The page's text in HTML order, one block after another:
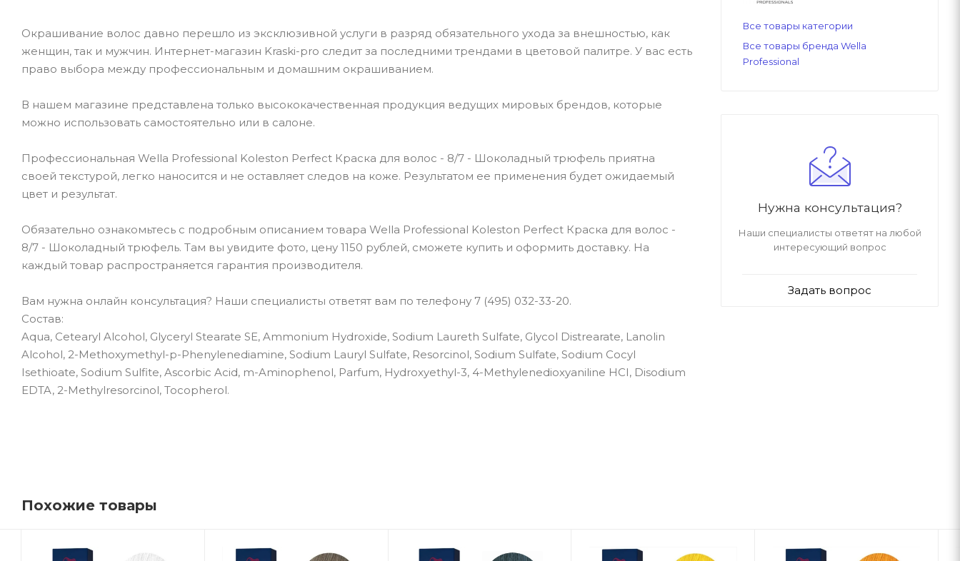
Окрашивание волос давно перешло из эксклюзивной услуги в разряд обязательного ухода за внешностью, как
женщин, так и мужчин. Интернет-магазин Kraski-pro следит за последними трендами в цветовой палитре. У вас есть
право выбора между профессиональным и домашним окрашиванием.
В нашем магазине представлена только высококачественная продукция ведущих мировых брендов, которые
можно использовать самостоятельно или в салоне.
Профессиональная Wella Professional Koleston Perfect Краска для волос - 8/7 - Шоколадный трюфель приятна
своей текстурой, легко наносится и не оставляет следов на коже. Результатом ее применения будет ожидаемый
цвет и результат.
Обязательно ознакомьтесь с подробным описанием товара Wella Professional Koleston Perfect Краска для волос -
8/7 - Шоколадный трюфель. Там вы увидите фото, цену 1150 рублей, сможете купить и оформить доставку. На
каждый товар распространяется гарантия производителя.
Вам нужна онлайн консультация? Наши специалисты ответят вам по телефону 7 (495) 032-33-20.
Состав:
Aqua, Cetearyl Alcohol, Glyceryl Stearate SE, Ammonium Hydroxide, Sodium Laureth Sulfate, Glycol Distrearate, Lanolin
Alcohol, 2-Methoxymethyl-p-Phenylenediamine, Sodium Lauryl Sulfate, Resorcinol, Sodium Sulfate, Sodium Cocyl
Isethioate, Sodium Sulfite, Ascorbic Acid, m-Aminophenol, Parfum, Hydroxyethyl-3, 4-Methylenedioxyaniline HCI, Disodium
EDTA, 2-Methylresorcinol, Tocopherol.
Все товары категории
Все товары бренда Wella
Professional
Нужна консультация?
Наши специалисты ответят на любой
интересующий вопрос
Задать вопрос
Похожие товары